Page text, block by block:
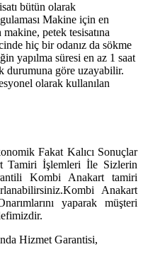
bütün olarak
Makine için en
petek tesisatına
hiç bir odanız da sökme
yapılma süresi en az 1 saat
durumuna göre uzayabilir.
olarak kullanılan
Fakat Kalıcı Sonuçlar
Tamiri İşlemleri İle Sizlerin
Kombi Anakart tamiri
Anakart
yaparak müşteri
Hizmet Garantisi,